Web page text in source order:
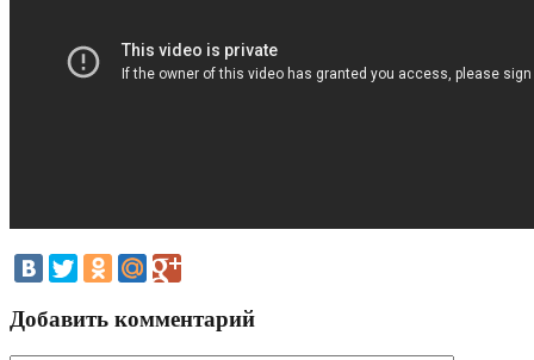
Добавить комментарий